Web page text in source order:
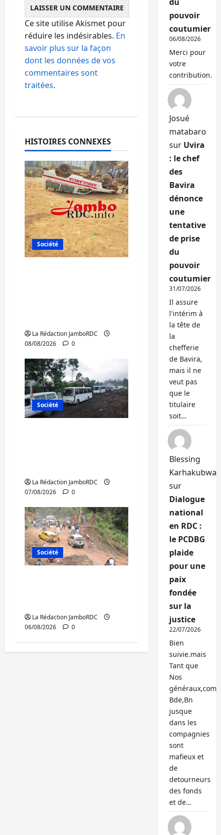
Ce site utilise Akismet pour
réduire les indésirables. En
savoir plus sur la façon
dont les données de vos
commentaires sont
traitées.
HISTOIRES CONNEXES
Société
La Rédaction JamboRDC
08/08/2026
0
Société
La Rédaction JamboRDC
07/08/2026
0
Société
La Rédaction JamboRDC
06/08/2026
0
pouvoir
coutumier
06/08/2026
Merci pour
votre
contribution.
Josué
matabaro
sur Uvira
: le chef
des
Bavira
dénonce
une
tentative
de prise
du
pouvoir
coutumier
31/07/2026
Il assure
l'intérim à
la tête de
la
chefferie
de Bavira,
mais il ne
veut pas
que le
titulaire
soit…
Blessing
Karhakubwa
sur
Dialogue
national
en RDC :
le PCDBG
plaide
pour une
paix
fondée
sur la
justice
22/07/2026
Bien
suivie.mais
Tant que
Nos
généraux,com
Bde,Bn
jusque
dans les
compagnies
sont
mafieux et
de
detourneurs
des fonds
et de…